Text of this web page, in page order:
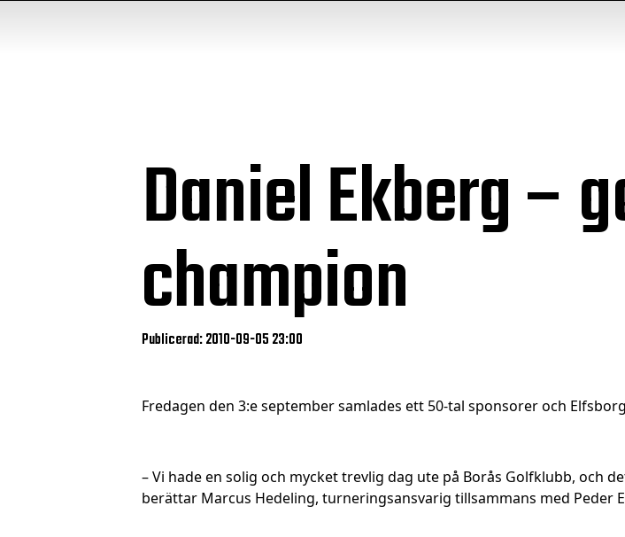
Daniel Ekberg –
champion
Publicerad: 2010-09-05 23:00
Fredagen den 3:e september samlades ett 50-tal sponsorer och
– Vi hade en solig och mycket trevlig dag ute på Borås Golfklubb, och
berättar Marcus Hedeling, turneringsansvarig tillsammans med Peder